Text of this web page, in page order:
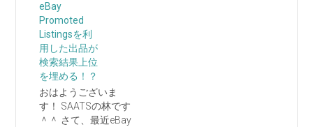
eBay
Promoted
Listingsを利
用した出品が
検索結果上位
を埋める！？
おはようございま
す！ SAATSの林です
＾＾ さて、最近eBay